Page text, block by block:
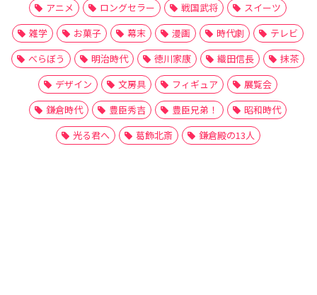
アニメ
ロングセラー 戦国武将
スイーツ
雑学
お菓子 幕末 漫画 時代劇
テレビ
べらぼう
明治時代 徳川家康 織田信長
抹茶
デザイン
文房具 フィギュア
展覧会
鎌倉時代
豊臣秀吉 豊臣兄弟！
昭和時代
光る君へ
葛飾北斎 鎌倉殿の13人